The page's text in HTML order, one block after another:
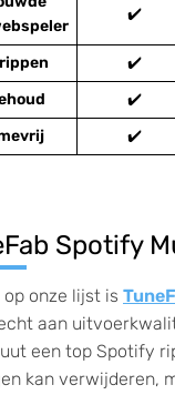
✔️
✔️
✔️
✔️
Spotify
onze lijst is
aan
een top Spotify
kan verwijderen,